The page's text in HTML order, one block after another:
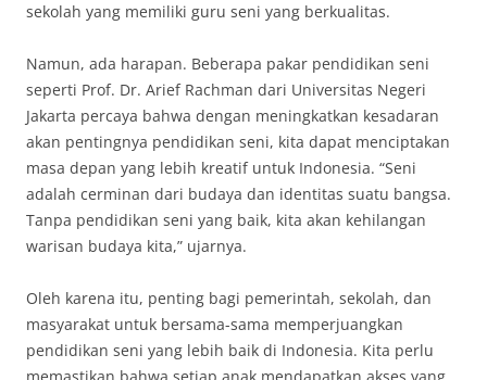
sekolah yang memiliki guru seni yang berkualitas.
Namun, ada harapan. Beberapa pakar pendidikan seni
seperti Prof. Dr. Arief Rachman dari Universitas Negeri
Jakarta percaya bahwa dengan meningkatkan kesadaran
akan pentingnya pendidikan seni, kita dapat menciptakan
masa depan yang lebih kreatif untuk Indonesia. “Seni
adalah cerminan dari budaya dan identitas suatu bangsa.
Tanpa pendidikan seni yang baik, kita akan kehilangan
warisan budaya kita,” ujarnya.
Oleh karena itu, penting bagi pemerintah, sekolah, dan
masyarakat untuk bersama-sama memperjuangkan
pendidikan seni yang lebih baik di Indonesia. Kita perlu